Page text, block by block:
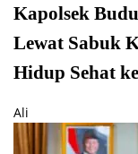
Kapolsek
Lewat Sabuk
Hidup Sehat
Ali